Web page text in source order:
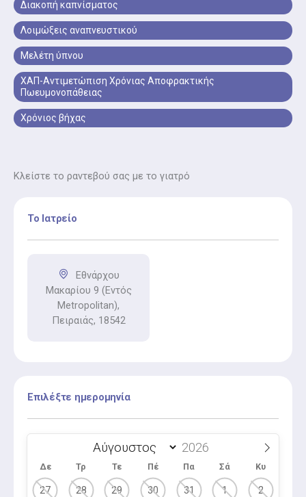
Διακοπή καπνίσματος
Λοιμώξεις αναπνευστικού
Μελέτη ύπνου
ΧΑΠ-Αντιμετώπιση Χρόνιας Αποφρακτικής
Πωευμονοπάθειας
Χρόνιος βήχας
Μελέτη Ύπνου Υπνική Άπνοια
Μελέτη Ύπνου Υπνική Άπνοια: Διερεύνηση ροχαλητού,
άπνοιας ύπνου, κόπωσης και διαταραχών ύπνου.
Έλεγχος Οξυγόνου στο Αίμα (Οξυμετρία)
Έλεγχος Οξυγόνου στο Αίμα (Οξυμετρία): Μέτρηση
κορεσμού οξυγόνου, ιδιαίτερα χρήσιμη σε άτομα με
Κλείστε το ραντεβού σας με το γιατρό
Το Ιατρείο
Εθνάρχου
Μακαρίου 9 (Εντός
Metropolitan),
Πειραιάς, 18542
Επιλέξτε ημερομηνία
Δε Τρ Τε Πέ Πα Σά Κυ
27 28 29 30 31 1 2